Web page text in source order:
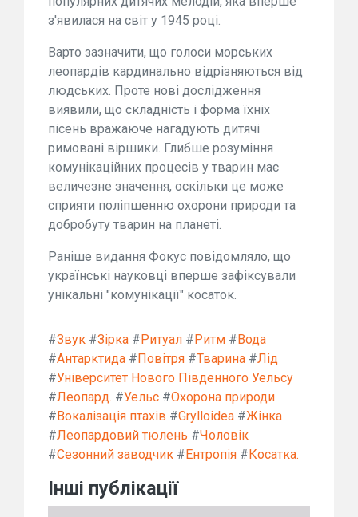
з'явилася на світ у 1945 році.
Варто зазначити, що голоси морських
леопардів кардинально відрізняються від
людських. Проте нові дослідження
виявили, що складність і форма їхніх
пісень вражаюче нагадують дитячі
римовані віршики. Глибше розуміння
комунікаційних процесів у тварин має
величезне значення, оскільки це може
сприяти поліпшенню охорони природи та
добробуту тварин на планеті.
Раніше видання Фокус повідомляло, що
українські науковці вперше зафіксували
унікальні "комунікації" косаток.
#Звук #Зірка # Ритуал # Ритм # Вода
#Антарктида # Повітря #Тварина #Лід
#Університет Нового Південного Уельсу
#Леопард. #Уельс #Охорона природи
# Вокалізація птахів #Grylloidea #Жінка
#Леопардовий тюлень #Чоловік
#Сезонний заводчик # Ентропія # Косатка.
Інші публікації